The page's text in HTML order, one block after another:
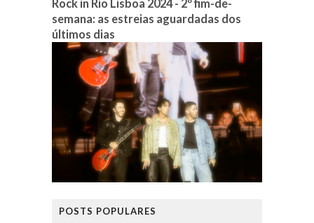
Rock in Rio Lisboa 2024 - 2º fim-de-
semana: as estreias aguardadas dos
últimos dias
POSTS POPULARES